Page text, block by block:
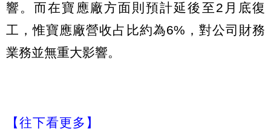
響。而在寶應廠方面則預計延後至2月底復
工，惟寶應廠營收占比約為6%，對公司財務
業務並無重大影響。
【往下看更多】